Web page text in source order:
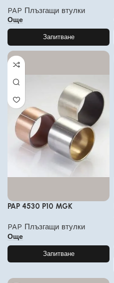
PAP Плъзгащи втулки
Още
Запитване
PAP 4530 P10 MGK
PAP Плъзгащи втулки
Още
Запитване